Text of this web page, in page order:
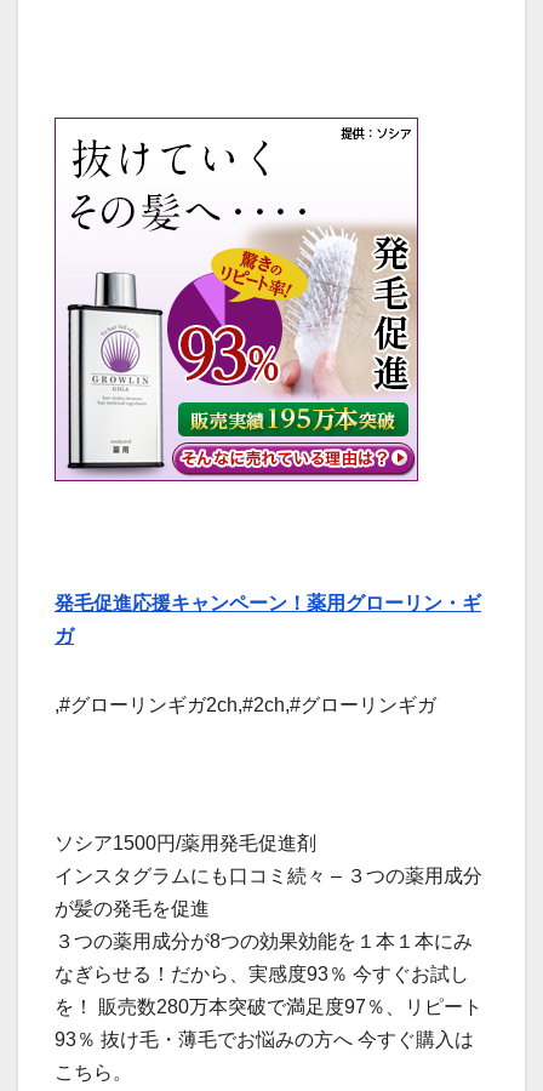
発毛促進応援キャンペーン！薬用グローリン・ギ
ガ
,#グローリンギガ2ch,#2ch,#グローリンギガ
ソシア1500円/薬用発毛促進剤
インスタグラムにも口コミ続々 – ３つの薬用成分
が髪の発毛を促進
３つの薬用成分が8つの効果効能を１本１本にみ
なぎらせる！だから、実感度93％ 今すぐお試し
を！ 販売数280万本突破で満足度97％、リピート
93％ 抜け毛・薄毛でお悩みの方へ 今すぐ購入は
こちら。